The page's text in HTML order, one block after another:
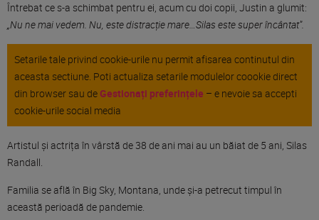
Întrebat ce s-a schimbat pentru ei, acum cu doi copii, Justin a glumit:
„Nu ne mai vedem. Nu, este distracție mare…Silas este super încântat”.
Setarile tale privind cookie-urile nu permit afisarea continutul din
aceasta sectiune. Poti actualiza setarile modulelor coookie direct
din browser sau de Gestionați preferințele – e nevoie sa accepti
cookie-urile social media
Artistul și actrița în vârstă de 38 de ani mai au un băiat de 5 ani, Silas
Randall.
Familia se află în Big Sky, Montana, unde și-a petrecut timpul în
această perioadă de pandemie.